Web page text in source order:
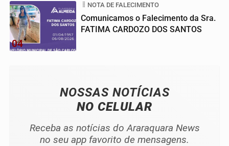
04
NOTA DE FALECIMENTO
Comunicamos o Falecimento da Sra.
FATIMA CARDOZO DOS SANTOS
NOSSAS NOTÍCIAS
NO CELULAR
Receba as notícias do Araraquara News
no seu app favorito de mensagens.